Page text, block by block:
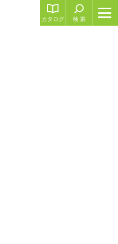
検 索
カタログ